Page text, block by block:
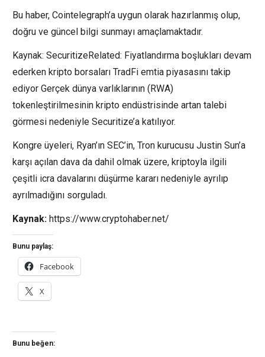
Bu haber, Cointelegraph’a uygun olarak hazırlanmış olup,
doğru ve güncel bilgi sunmayı amaçlamaktadır.
Kaynak: SecuritizeRelated: Fiyatlandırma boşlukları devam
ederken kripto borsaları TradFi emtia piyasasını takip
ediyor Gerçek dünya varlıklarının (RWA)
tokenleştirilmesinin kripto endüstrisinde artan talebi
görmesi nedeniyle Securitize’a katılıyor.
Kongre üyeleri, Ryan’ın SEC’in, Tron kurucusu Justin Sun’a
karşı açılan dava da dahil olmak üzere, kriptoyla ilgili
çeşitli icra davalarını düşürme kararı nedeniyle ayrılıp
ayrılmadığını sorguladı.
Kaynak: https://www.cryptohaber.net/
Bunu paylaş:
Facebook
X
Bunu beğen: